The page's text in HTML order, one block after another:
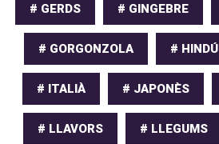
# GERDS # GINGEBRE
# GORGONZOLA # HINDÚ
# ITALIÀ # JAPONÈS
# LLAVORS # LLEGUMS